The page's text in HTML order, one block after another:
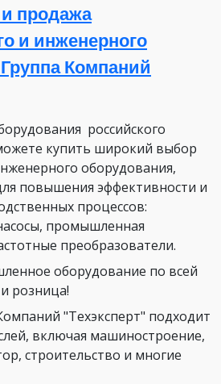
продажа
и инженерного
Компаний
российского
купить широкий выбор
оборудования,
повышения эффективности и
процессов:
промышленная
преобразователи.
оборудование по всей
розница!
"Техэксперт" подходит
включая машиностроение,
строительство и многие